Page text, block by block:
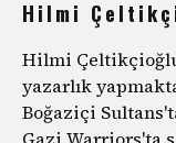
Hilmi
Hilmi
yazarlık
Boğaziçi